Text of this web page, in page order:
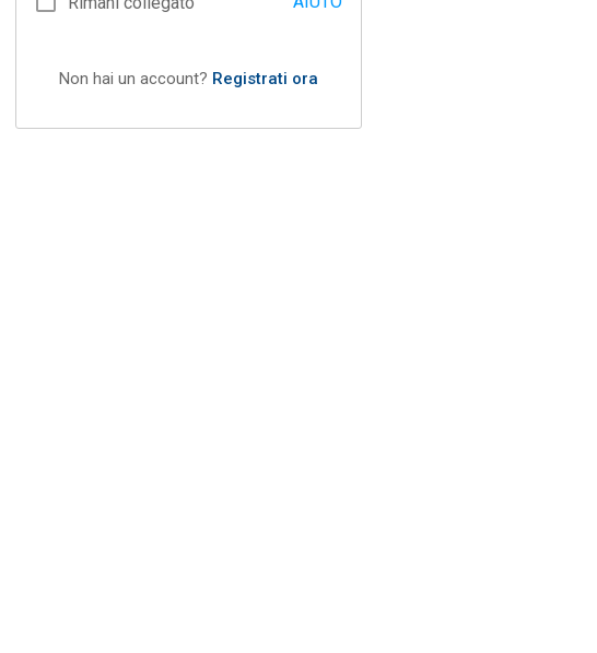
Non hai un account? Registrati ora